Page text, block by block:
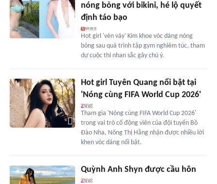
nóng bỏng với bikini, hé lộ quyết
định táo bạo
Hot girl 'vén váy' Kim khoe vóc dáng nóng
bỏng sau quá trình tập gym nghiêm túc, tham
dự cuộc thi nhan sắc gây chú ý.
Hot girl Tuyên Quang nổi bật tại
'Nóng cùng FIFA World Cup 2026'
Tham gia 'Nóng cùng FIFA World Cup 2026'
trong vai trò cổ động viên của đội tuyển Bồ
Đào Nha, Nông Thị Hằng nhận được nhiều lời
khen vóc dáng nổi bật.
Quỳnh Anh Shyn được cầu hôn